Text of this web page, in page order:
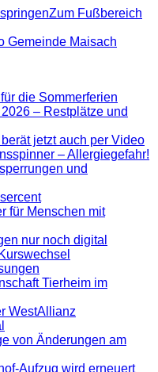
Zum Fußbereich
die Sommerferien
– Restplätze und
jetzt auch per Video
– Allergiegefahr!
und
für Menschen mit
nur noch digital
Tierheim im
WestAllianz
von Änderungen am
Aufzug wird erneuert